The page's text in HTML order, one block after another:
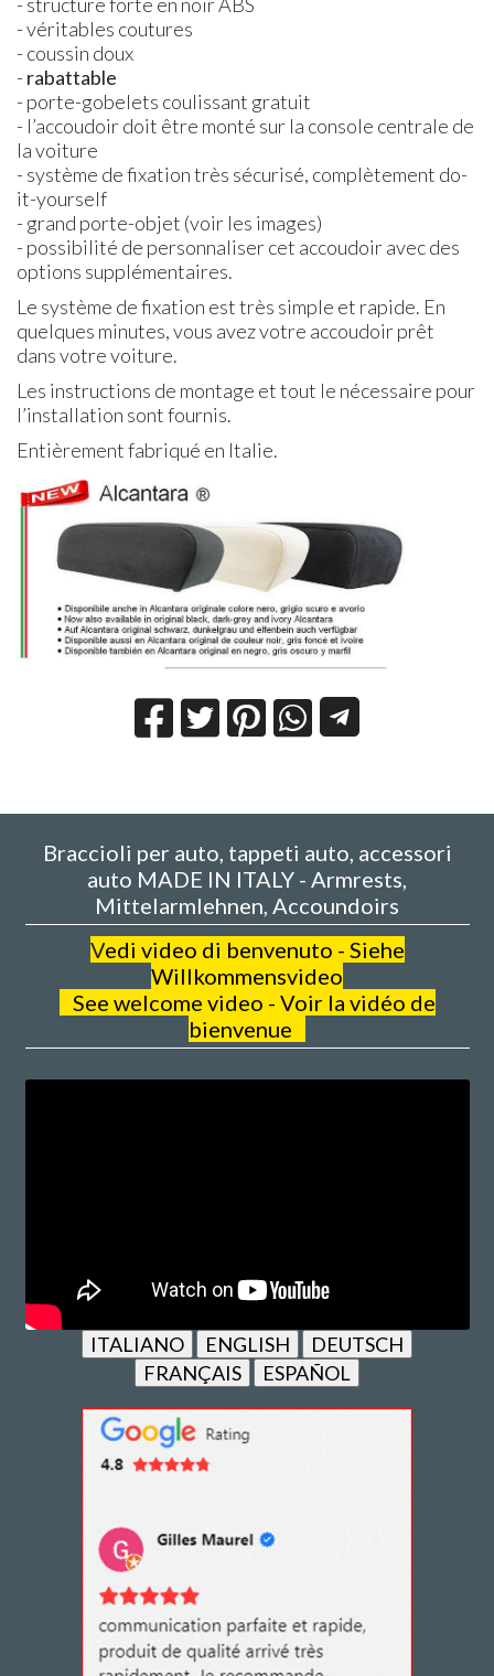
- véritables coutures
- coussin doux
- rabattable
- porte-gobelets coulissant gratuit
- l’accoudoir doit être monté sur la console centrale de
la voiture
- système de fixation très sécurisé, complètement do-
it-yourself
- grand porte-objet (voir les images)
- possibilité de personnaliser cet accoudoir avec des
options supplémentaires.
Le système de fixation est très simple et rapide. En
quelques minutes, vous avez votre accoudoir prêt
dans votre voiture.
Les instructions de montage et tout le nécessaire pour
l’installation sont fournis.
Entièrement fabriqué en Italie.
Braccioli per auto, tappeti auto, accessori
auto MADE IN ITALY - Armrests,
Mittelarmlehnen, Accoundoirs
Vedi video di benvenuto - Siehe
Willkommensvideo
See welcome video - Voir la vidéo de
bienvenue
ITALIANO ENGLISH
DEUTSCH
FRANÇAIS
ESPAÑOL